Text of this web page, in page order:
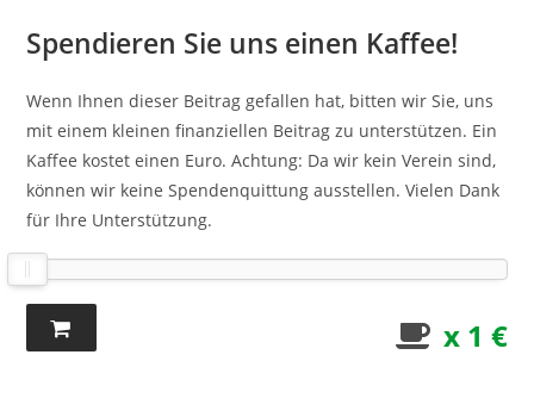
Spendieren Sie uns einen Kaffee!
Wenn Ihnen dieser Beitrag gefallen hat, bitten wir Sie, uns
mit einem kleinen finanziellen Beitrag zu unterstützen. Ein
Kaffee kostet einen Euro. Achtung: Da wir kein Verein sind,
können wir keine Spendenquittung ausstellen. Vielen Dank
für Ihre Unterstützung.
x 1 €